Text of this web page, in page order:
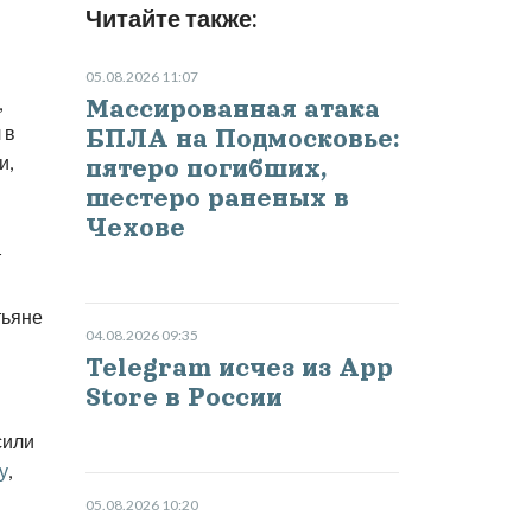
в
,
Читайте также:
05.08.2026 11:07
Массированная атака
БПЛА на Подмосковье:
пятеро погибших,
шестеро раненых в
Чехове
04.08.2026 09:35
Telegram исчез из App
Store в России
05.08.2026 10:20